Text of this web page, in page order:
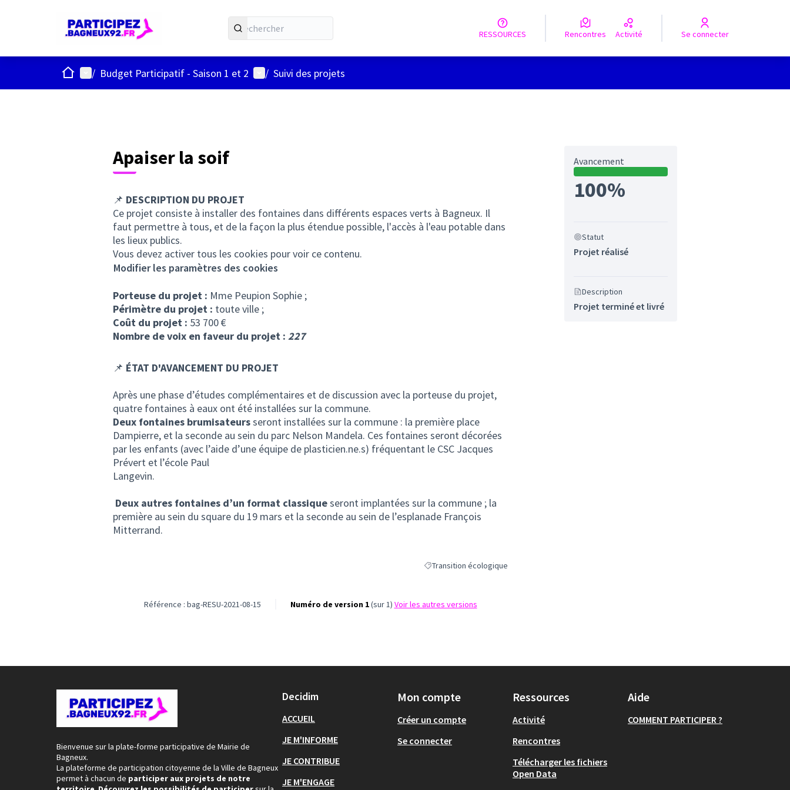
RESSOURCES Rencontres Activité Se connecter
ACCUEILMenu principal
/ Budget Participatif - Saison 1 et 2 Menu utilisateur
/ Suivi des projets
Apaiser la soif
📌 DESCRIPTION DU PROJET
Ce projet consiste à installer des fontaines dans différents espaces verts à Bagneux. Il
faut permettre à tous, et de la façon la plus étendue possible, l'accès à l'eau potable dans
les lieux publics.
Vous devez activer tous les cookies pour voir ce contenu.
Modifier les paramètres des cookies
Porteuse du projet : Mme Peupion Sophie ;
Périmètre du projet : toute ville ;
Coût du projet : 53 700 €
Nombre de voix en faveur du projet : 227
📌 ÉTAT D'AVANCEMENT DU PROJET
Après une phase d’études complémentaires et de discussion avec la porteuse du projet,
quatre fontaines à eaux ont été installées sur la commune.
Deux fontaines brumisateursseront installées sur la commune : la première place
Dampierre, et la seconde au sein du parc Nelson Mandela. Ces fontaines seront décorées
par les enfants (avec l’aide d’une équipe de plasticien.ne.s) fréquentant le CSC Jacques
Prévert et l’école Paul
Langevin.
Deux autres fontaines d’un format classiqueseront implantées sur la commune ; la
première au sein du square du 19 mars et la seconde au sein de l’esplanade François
Mitterrand.
Filtrer les résultats de la catégorie : Transition écologique
Transition écologique
Avancement
100%
Statut
Projet réalisé
Description
Projet terminé et livré
Référence : bag-RESU-2021-08-15 Numéro de version 1(sur 1) voir les autres versions
Bienvenue sur la plate-forme participative de Mairie de
Bagneux.
La plateforme de participation citoyenne de la Ville de Bagneux
permet à chacun de participer aux projets de notre
Decidim
ACCUEIL
JE M'INFORME
JE CONTRIBUE
JE M'ENGAGE
Mon compte
Créer un compte
Se connecter
Ressources
Activité
Rencontres
Télécharger les fichiers
Open Data
Aide
COMMENT PARTICIPER ?